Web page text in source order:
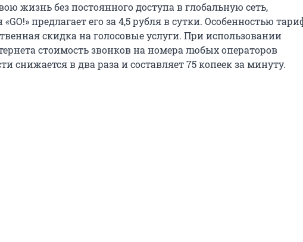
жизнь без постоянного доступа в глобальную сеть,
предлагает его за 4,5 рубля в сутки. Особенностью
скидка на голосовые услуги. При использовании
стоимость звонков на номера любых операторов
снижается в два раза и составляет 75 копеек за минуту.